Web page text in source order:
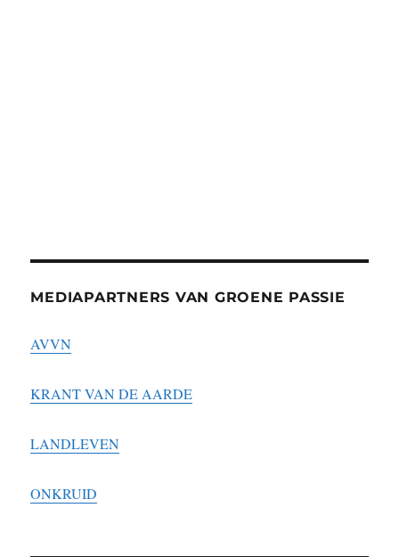
MEDIAPARTNERS VAN GROENE PASSIE
AVVN
KRANT VAN DE AARDE
LANDLEVEN
ONKRUID